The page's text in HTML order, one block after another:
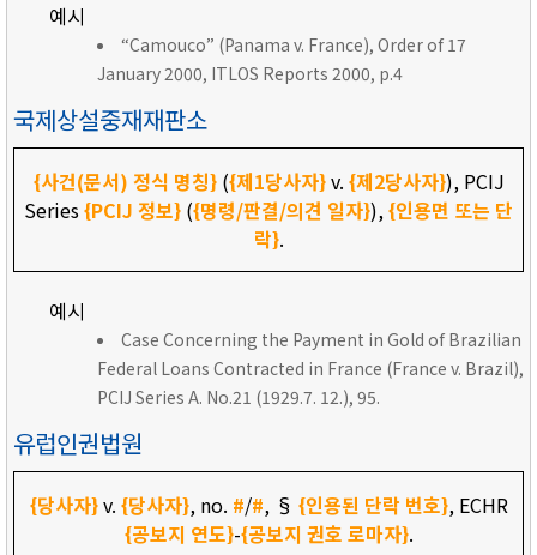
예시
“Camouco” (Panama v. France), Order of 17
January 2000, ITLOS Reports 2000, p.4
국제상설중재재판소
{사건(문서) 정식 명칭}({제1당사자}v. {제2당사자}), PCIJ
Series{PCIJ 정보} ({명령/판결/의견 일자}),{인용면 또는 단
락}.
예시
Case Concerning the Payment in Gold of Brazilian
Federal Loans Contracted in France (France v. Brazil),
PCIJ Series A. No.21 (1929.7. 12.), 95.
유럽인권법원
{당사자}v. {당사자}, no. #/#, § {인용된 단락 번호}, ECHR
{공보지 연도}-{공보지 권호 로마자}.